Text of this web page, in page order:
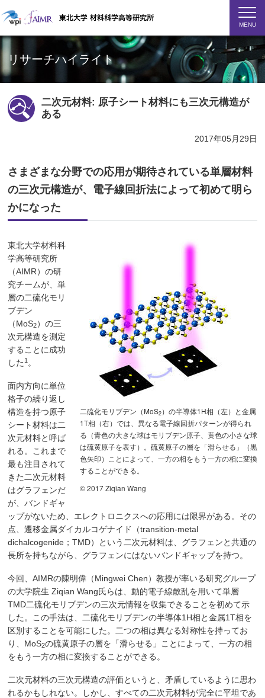
MENU
リサーチハイライト
二次元材料: 原子シート材料にも三次元構造が
ある
2017年05月29日
さまざまな分野での応用が期待されている単層材料
の三次元構造が、電子線回折法によって初めて明ら
かになった
二硫化モリブデン（MoS2）の半導体1H相（左）と金属
1T相（右）では、異なる電子線回折パターンが得られ
る（青色の大きな球はモリブデン原子、黄色の小さな球
は硫黄原子を表す）。硫黄原子の層を「滑らせる」（黒
色矢印）ことによって、一方の相をもう一方の相に変換
することができる。
© 2017 Ziqian Wang
東北大学材料科
学高等研究所
（AIMR）の研
究チームが、単
層の二硫化モリ
ブデン
（MoS2）の三
次元構造を測定
することに成功
した1 。
面内方向に単位
格子の繰り返し
構造を持つ原子
シート材料は二
次元材料と呼ば
れる。これまで
最も注目されて
きた二次元材料
はグラフェンだ
が、バンドギャ
ップがないため、エレクトロニクスへの応用には限界がある。その
点、遷移金属ダイカルコゲナイド（transition-metal
dichalcogenide；TMD）という二次元材料は、グラフェンと共通の
長所を持ちながら、グラフェンにはないバンドギャップを持つ。
今回、AIMRの陳明偉（Mingwei Chen）教授が率いる研究グループ
の大学院生 Ziqian Wang氏らは、動的電子線散乱を用いて単層
TMD二硫化モリブデンの三次元情報を収集できることを初めて示
した。この手法は、二硫化モリブデンの半導体1H相と金属1T相を
区別することを可能にした。二つの相は異なる対称性を持ってお
り、MoS2の硫黄原子の層を「滑らせる」ことによって、一方の相
をもう一方の相に変換することができる。
二次元材料の三次元構造の評価というと、矛盾しているように思わ
れるかもしれない。しかし、すべての二次元材料が完全に平坦であ